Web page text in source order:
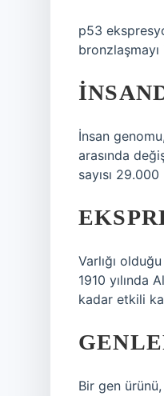
p53
İnsan
arasında
sayısı
Varlığı
1910 yılında
kadar etkili
Bir gen